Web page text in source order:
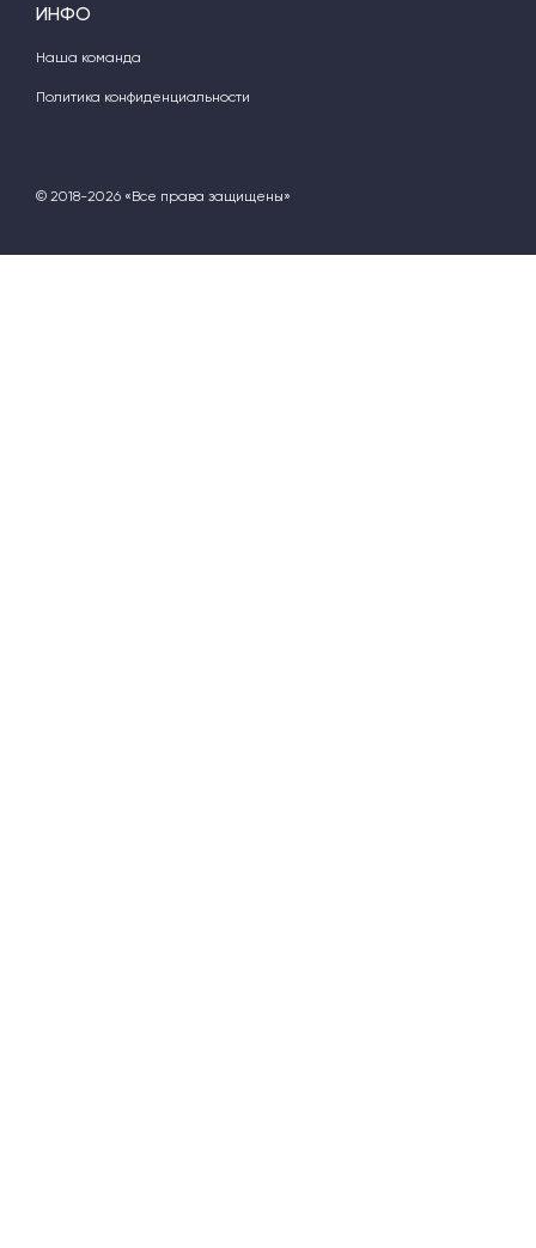
ИНФО
Наша команда
Политика конфиденциальности
© 2018-2026 «Все права защищены»